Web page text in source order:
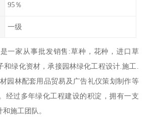
95％
一级
一家从事批发销售:草种，花种，进口草
和绿化资材，承接园林绿化工程设计.施工.
园林配套用品贸易及广告礼仪策划制作等
经过多年绿化工程建设的积淀，拥有一支
施工团队。